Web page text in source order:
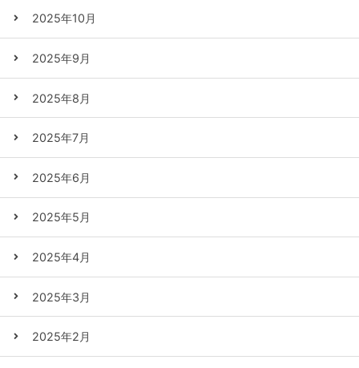
2025年10月
2025年9月
2025年8月
2025年7月
2025年6月
2025年5月
2025年4月
2025年3月
2025年2月